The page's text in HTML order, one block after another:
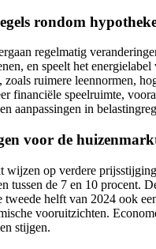
rondom
regelmatig
en speelt het
zoals ruimere leennormen,
financiële speelruimte,
aanpassingen in
voor de
op verdere
tussen de 7 en 10 procent.
helft van 2024 ook
vooruitzichten.
stijgen.